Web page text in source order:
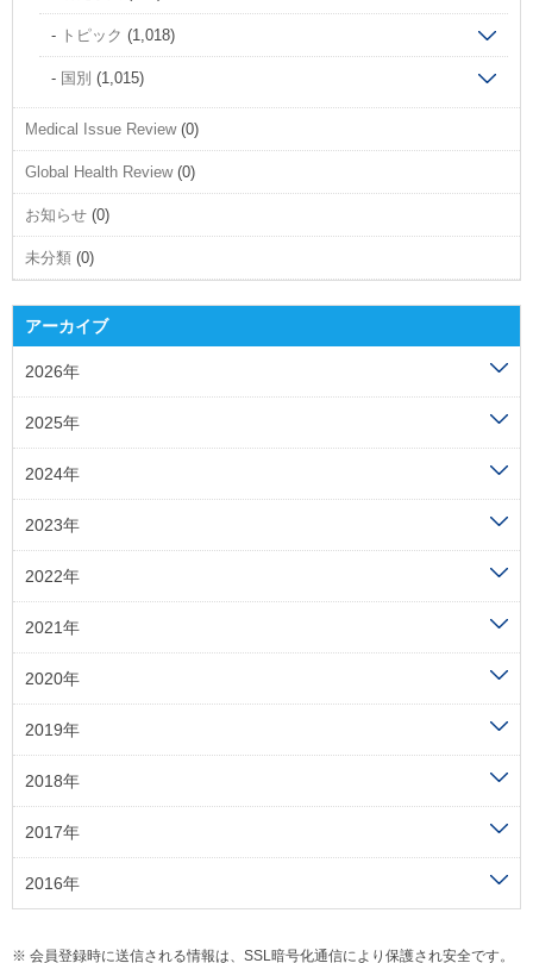
トピック (1,018)
国別 (1,015)
Medical Issue Review(0)
Global Health Review(0)
お知らせ (0)
未分類 (0)
アーカイブ
2026年
2025年
2024年
2023年
2022年
2021年
2020年
2019年
2018年
2017年
2016年
会員登録時に送信される情報は、SSL暗号化通信により保護され安全です。